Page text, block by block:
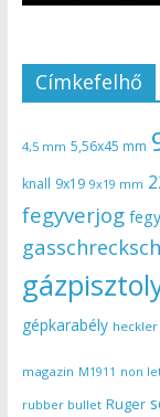
Címkefelhő
4,5 mm 5,56x45 mm
knall 9x19 9x19 mm
fegyverjog
gépkarabély
magazin M1911 non
rubber bullet Ruger